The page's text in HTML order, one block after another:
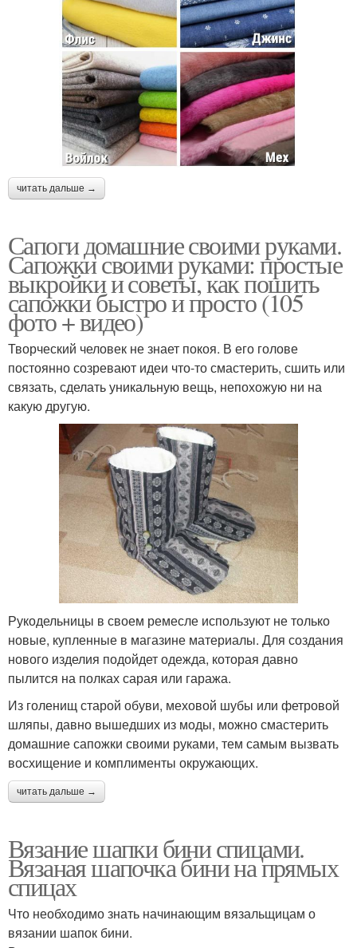
читать дальше →
Сапоги домашние своими руками.
Сапожки своими руками: простые
выкройки и советы, как пошить
сапожки быстро и просто (105
фото + видео)
Творческий человек не знает покоя. В его голове
постоянно созревают идеи что-то смастерить, сшить или
связать, сделать уникальную вещь, непохожую ни на
какую другую.
Рукодельницы в своем ремесле используют не только
новые, купленные в магазине материалы. Для создания
нового изделия подойдет одежда, которая давно
пылится на полках сарая или гаража.
Из голенищ старой обуви, меховой шубы или фетровой
шляпы, давно вышедших из моды, можно смастерить
домашние сапожки своими руками, тем самым вызвать
восхищение и комплименты окружающих.
читать дальше →
Вязание шапки бини спицами.
Вязаная шапочка бини на прямых
спицах
Что необходимо знать начинающим вязальщицам о
вязании шапок бини.